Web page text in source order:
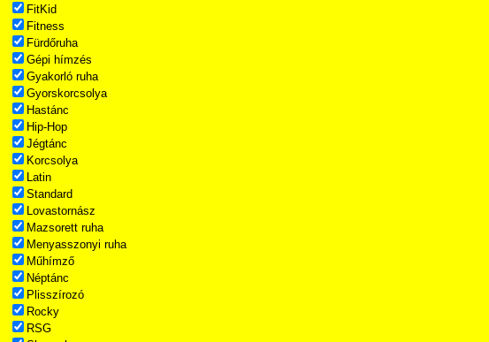
FitKid
Fitness
Fürdőruha
Gépi hímzés
Gyakorló ruha
Gyorskorcsolya
Hastánc
Hip-Hop
Jégtánc
Korcsolya
Latin
Standard
Lovastornász
Mazsorett ruha
Menyasszonyi ruha
Műhímző
Néptánc
Plisszírozó
Rocky
RSG